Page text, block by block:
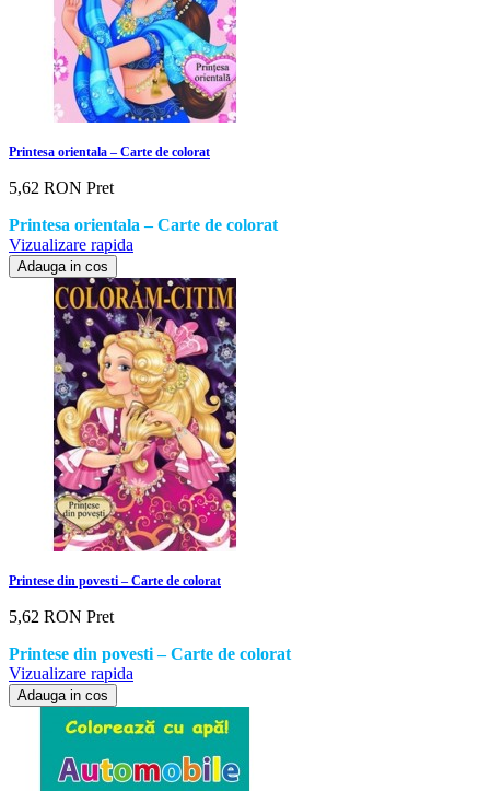
Printesa orientala – Carte de colorat
5,62 RON Pret
Printesa orientala – Carte de colorat
Vizualizare rapida
Adauga in cos
Printese din povesti – Carte de colorat
5,62 RON Pret
Printese din povesti – Carte de colorat
Vizualizare rapida
Adauga in cos